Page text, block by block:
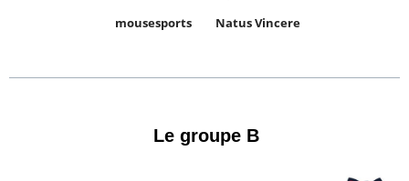
mousesports Natus Vincere
Le groupe B